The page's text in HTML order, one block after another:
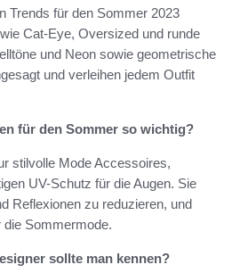
Trends für den Sommer 2023
Cat-Eye, Oversized und runde
und Neon sowie geometrische
und verleihen jedem Outfit
für den Sommer so wichtig?
stilvolle Mode Accessoires,
UV-Schutz für die Augen. Sie
Reflexionen zu reduzieren, und
Sommermode.
sollte man kennen?